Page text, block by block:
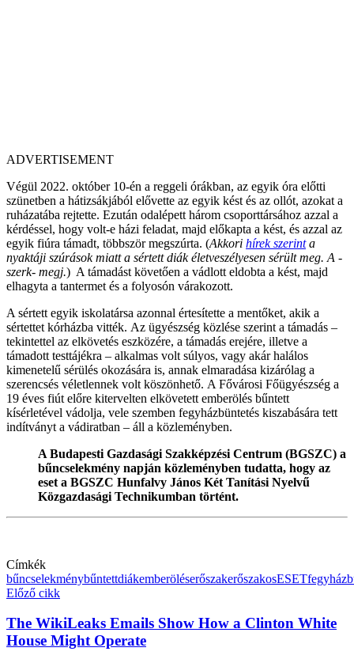
ADVERTISEMENT
Végül 2022. október 10-én a reggeli órákban, az egyik óra előtti
szünetben a hátizsákjából elővette az egyik kést és az ollót, azokat a
ruházatába rejtette. Ezután odalépett három csoporttársához azzal a
kérdéssel, hogy volt-e házi feladat, majd előkapta a kést, és azzal az
egyik fiúra támadt, többször megszúrta. (Akkori hírek szerinta
nyaktáji szúrások miatt a sértett diák életveszélyesen sérült meg. A -
szerk- megj.) A támadást követően a vádlott eldobta a kést, majd
elhagyta a tantermet és a folyosón várakozott.
A sértett egyik iskolatársa azonnal értesítette a mentőket, akik a
sértettet kórházba vitték. Az ügyészség közlése szerint a támadás –
tekintettel az elkövetés eszközére, a támadás erejére, illetve a
támadott testtájékra – alkalmas volt súlyos, vagy akár halálos
kimenetelű sérülés okozására is, annak elmaradása kizárólag a
szerencsés véletlennek volt köszönhető. A Fővárosi Főügyészség a
19 éves fiút előre kitervelten elkövetett emberölés bűntett
kísérletével vádolja, vele szemben fegyházbüntetés kiszabására tett
indítványt a vádiratban – áll a közleményben.
A Budapesti Gazdasági Szakképzési Centrum (BGSZC) a
bűncselekmény napján közleményben tudatta, hogy az
eset a BGSZC Hunfalvy János Két Tanítási Nyelvű
Közgazdasági Technikumban történt.
Címkék
bűncselekménybűntettdiákemberöléserőszakerőszakosESET
Előző cikk
The WikiLeaks Emails Show How a Clinton White
House Might Operate